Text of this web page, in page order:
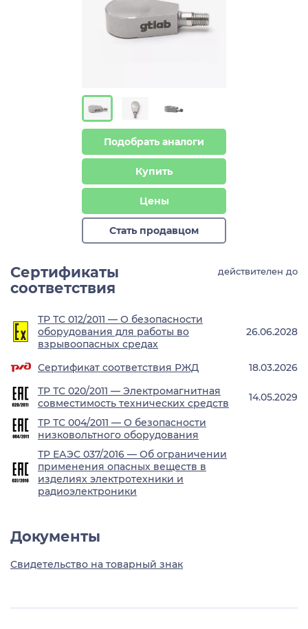
Подобрать аналоги
Купить
Цены
Стать продавцом
Сертификаты
соответствия
действителен до
ТР ТС 012/2011 — О безопасности
оборудования для работы во
взрывоопасных средах
26.06.2028
Сертификат соответствия РЖД
18.03.2026
ТР ТС 020/2011 — Электромагнитная
совместимость технических средств
14.05.2029
ТР ТС 004/2011 — О безопасности
низковольтного оборудования
ТР ЕАЭС 037/2016 — Об ограничении
применения опасных веществ в
изделиях электротехники и
радиоэлектроники
Документы
Свидетельство на товарный знак